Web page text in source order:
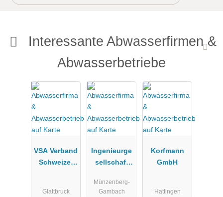
Interessante Abwasserfirmen &
Abwasserbetriebe
VSA Verband
Schweizer
Glattbruck
Ingenieurge
sellschaft
Schulz mbH
Münzenberg-
Gambach
Korfmann
GmbH
Hattingen